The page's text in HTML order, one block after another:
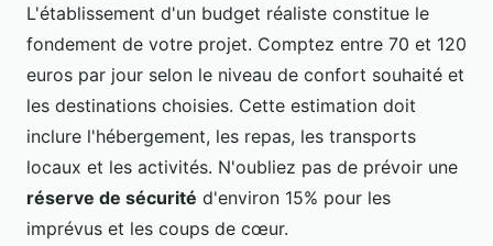
L'établissement d'un budget réaliste constitue le
fondement de votre projet. Comptez entre 70 et 120
euros par jour selon le niveau de confort souhaité et
les destinations choisies. Cette estimation doit
inclure l'hébergement, les repas, les transports
locaux et les activités. N'oubliez pas de prévoir une
réserve de sécurité d'environ 15% pour les
imprévus et les coups de cœur.